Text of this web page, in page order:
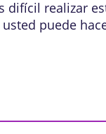
difícil realizar
puede